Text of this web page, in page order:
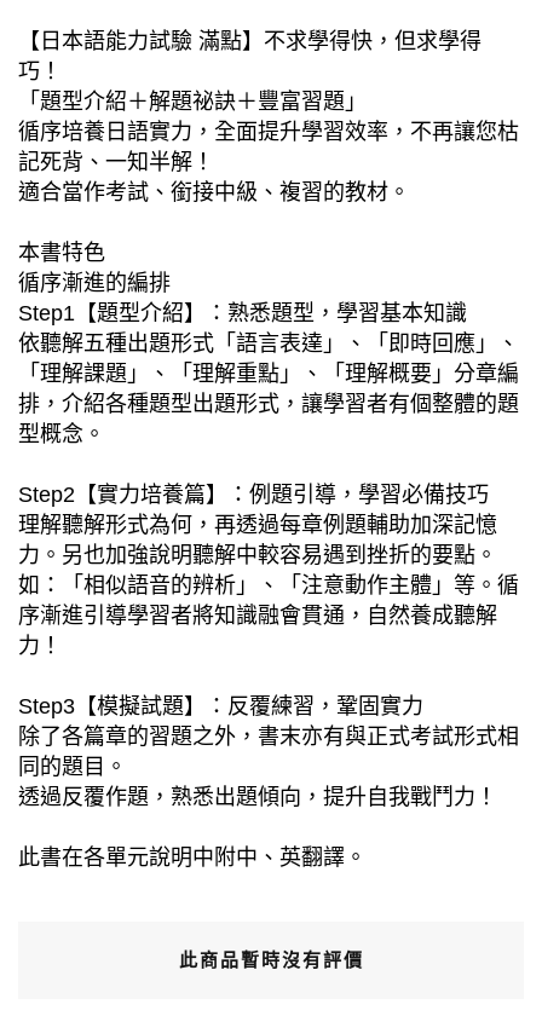
【日本語能力試驗 滿點】不求學得快，但求學得
巧！
「題型介紹＋解題祕訣＋豐富習題」
循序培養日語實力，全面提升學習效率，不再讓您枯
記死背、一知半解！
適合當作考試、銜接中級、複習的教材。
本書特色
循序漸進的編排
Step1【題型介紹】：熟悉題型，學習基本知識
依聽解五種出題形式「語言表達」、「即時回應」、
「理解課題」、「理解重點」、「理解概要」分章編
排，介紹各種題型出題形式，讓學習者有個整體的題
型概念。
Step2【實力培養篇】：例題引導，學習必備技巧
理解聽解形式為何，再透過每章例題輔助加深記憶
力。另也加強說明聽解中較容易遇到挫折的要點。
如：「相似語音的辨析」、「注意動作主體」等。循
序漸進引導學習者將知識融會貫通，自然養成聽解
力！
Step3【模擬試題】：反覆練習，鞏固實力
除了各篇章的習題之外，書末亦有與正式考試形式相
同的題目。
透過反覆作題，熟悉出題傾向，提升自我戰鬥力！
此書在各單元說明中附中、英翻譯。
此商品暫時沒有評價